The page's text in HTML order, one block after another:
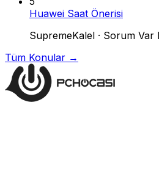
Huawei Saat Önerisi
SupremeKalel · Sorum Var
Tüm Konular →